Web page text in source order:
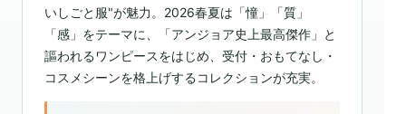
いしごと服"が魅力。2026春夏は「憧」「質」
「感」をテーマに、「アンジョア史上最高傑作」と
謳われるワンピースをはじめ、受付・おもてなし・
コスメシーンを格上げするコレクションが充実。